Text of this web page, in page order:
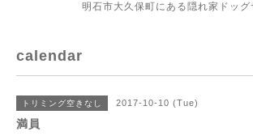
明石市大久保町にある隠れ家ドッグ
calendar
トリミング空きなし 2017-10-10 (Tue)
満員